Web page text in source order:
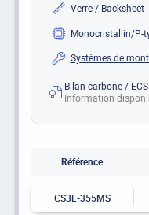
Verre / Backsheet
Monocristallin/P-
Systèmes de
Bilan carbone / ECS
Information
Référence
CS3L-355MS